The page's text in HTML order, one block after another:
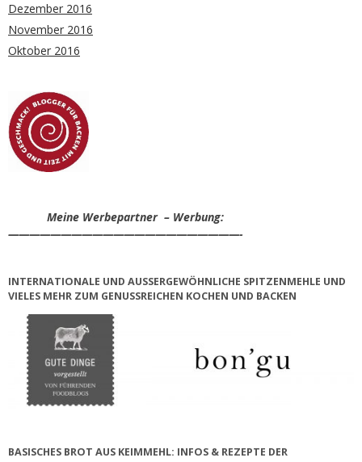
Dezember 2016
November 2016
Oktober 2016
Meine Werbepartner – Werbung:
——————————————————————-
INTERNATIONALE UND AUSSERGEWÖHNLICHE SPITZENMEHLE UND V
IELES MEHR ZUM GENUSSREICHEN KOCHEN UND BACKEN
BASISCHES BROT AUS KEIMMEHL: INFOS & REZEPTE DER